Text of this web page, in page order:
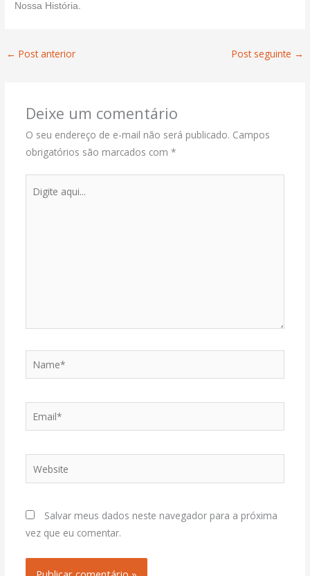
Nossa História.
← Post anterior Post seguinte →
Deixe um comentário
O seu endereço de e-mail não será publicado. Campos
obrigatórios são marcados com *
aqui...
Email*
Website
Salvar meus dados neste navegador para a próxima
vez que eu comentar.